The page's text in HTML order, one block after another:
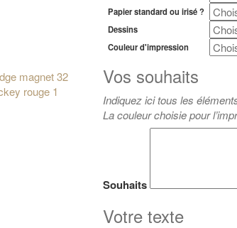
Papier standard ou irisé ?
Dessins
Couleur d'impression
Vos souhaits
Indiquez ici tous les
La couleur choisie pour
Souhaits
Votre texte